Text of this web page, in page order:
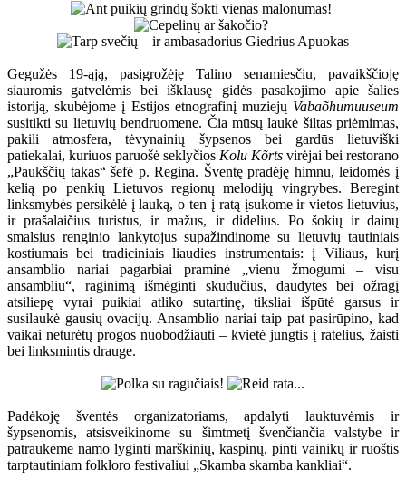
Gegužės 19-ąją, pasigrožėję Talino senamiesčiu, pavaikščioję
siauromis gatvelėmis bei išklausę gidės pasakojimo apie šalies
istoriją, skubėjome į Estijos etnografinį muziejų Vabaõhumuuseum
susitikti su lietuvių bendruomene. Čia mūsų laukė šiltas priėmimas,
pakili atmosfera, tėvynainių šypsenos bei gardūs lietuviški
patiekalai, kuriuos paruošė seklyčios Kolu Kõrts virėjai bei restorano
„Paukščių takas“ šefė p. Regina. Šventę pradėję himnu, leidomės į
kelią po penkių Lietuvos regionų melodijų vingrybes. Beregint
linksmybės persikėlė į lauką, o ten į ratą įsukome ir vietos lietuvius,
ir prašalaičius turistus, ir mažus, ir didelius. Po šokių ir dainų
smalsius renginio lankytojus supažindinome su lietuvių tautiniais
kostiumais bei tradiciniais liaudies instrumentais: į Viliaus, kurį
ansamblio nariai pagarbiai praminė „vienu žmogumi – visu
ansambliu“, raginimą išmėginti skudučius, daudytes bei ožragį
atsiliepę vyrai puikiai atliko sutartinę, tiksliai išpūtė garsus ir
susilaukė gausių ovacijų. Ansamblio nariai taip pat pasirūpino, kad
vaikai neturėtų progos nuobodžiauti – kvietė jungtis į ratelius, žaisti
bei linksmintis drauge.
Padėkoję šventės organizatoriams, apdalyti lauktuvėmis ir
šypsenomis, atsisveikinome su šimtmetį švenčiančia valstybe ir
patraukėme namo lyginti marškinių, kaspinų, pinti vainikų ir ruoštis
tarptautiniam folkloro festivaliui „Skamba skamba kankliai“.